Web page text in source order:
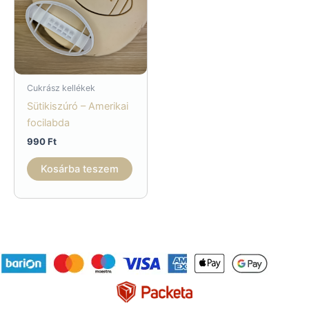
Cukrász kellékek
Sütikiszúró – Amerikai
focilabda
990Ft
Kosárba teszem